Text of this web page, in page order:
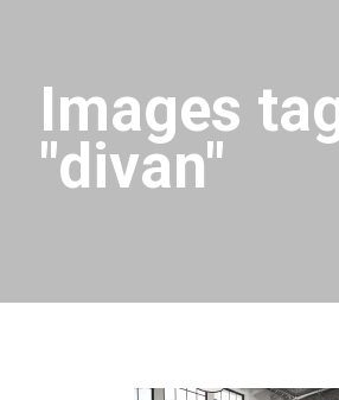
Images
"divan"